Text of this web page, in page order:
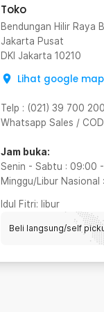
Toko
Bendungan Hilir Raya
Jakarta Pusat
DKI Jakarta 10210
Lihat google
Telp : (021) 39 700 200
Whatsapp Sales / COD
Jam buka:
Senin - Sabtu : 09:00 -
Minggu/Libur Nasional :
Idul Fitri: libur
Beli langsung/self